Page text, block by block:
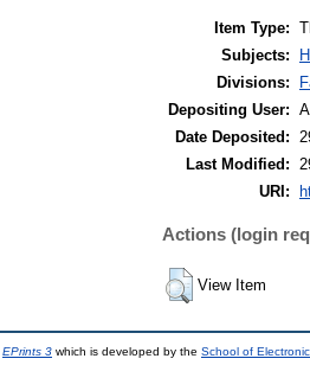
Item Type:
Subjects:
Divisions:
Depositing User:
Date Deposited:
Last Modified:
URI:
Actions (login
View Item
EPrints 3 which is developed by the School of